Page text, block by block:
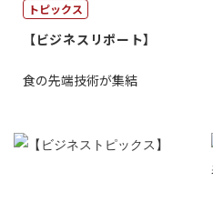
トピックス
【ビジネスリポート】
食の先端技術が集結